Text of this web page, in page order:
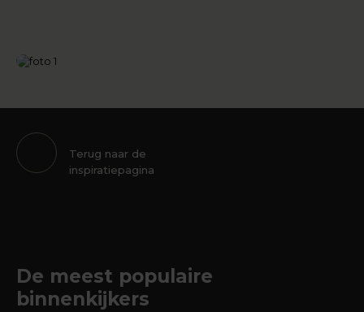
Terug naar de
inspiratiepagina
De meest populaire
binnenkijkers